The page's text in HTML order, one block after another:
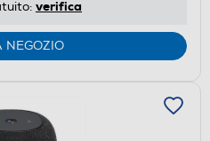
verifica
NEGOZIO